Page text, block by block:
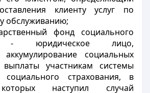
клиенту услуг по
обслуживанию;
фонд социального
- юридическое лицо,
социальных
участникам системы
социального страхования, в
наступил случай